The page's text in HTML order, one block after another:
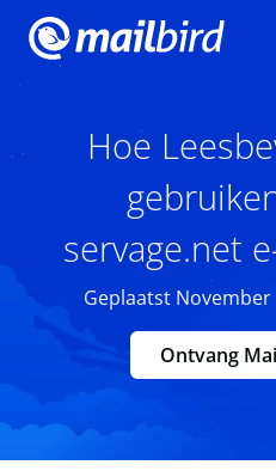
Hoe
servage.net
Geplaatst November
Ontvang